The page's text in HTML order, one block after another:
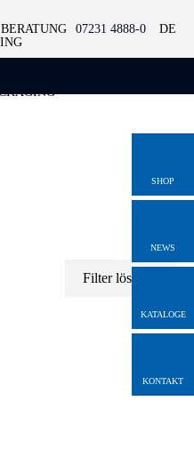
BERATUNG 07231 4888-0 DE
SHOP
NEWS
KATALOGE
KONTAKT
Filter löschen